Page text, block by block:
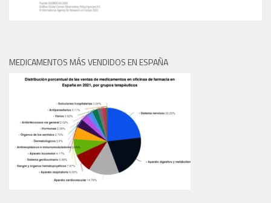
MEDICAMENTOS MÁS VENDIDOS EN ESPAÑA